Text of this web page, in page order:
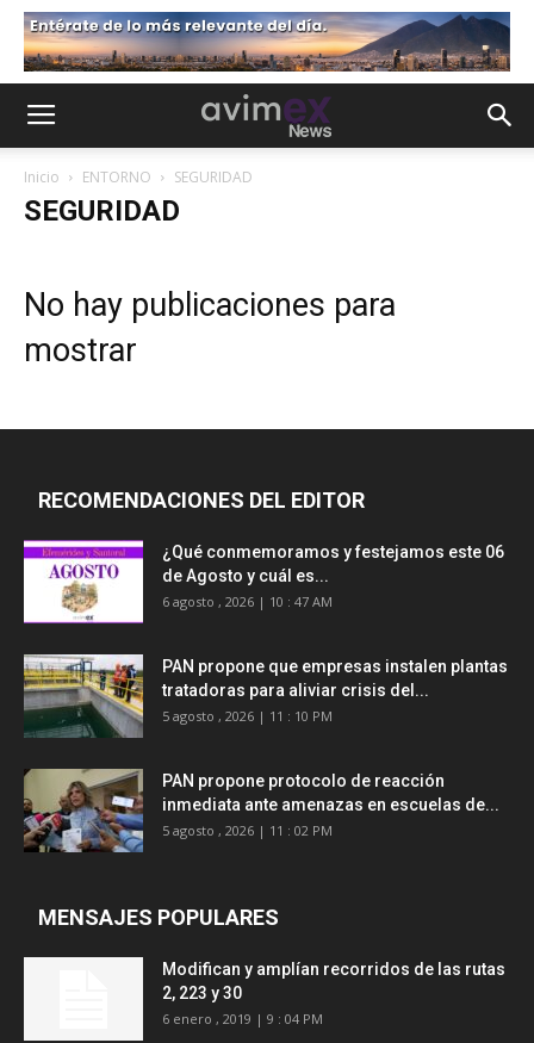
Inicio ENTORNO SEGURIDAD
SEGURIDAD
No hay publicaciones para
mostrar
RECOMENDACIONES DEL EDITOR
¿Qué conmemoramos y festejamos este 06
de Agosto y cuál es...
6 agosto , 2026 | 10 : 47 AM
PAN propone que empresas instalen plantas
tratadoras para aliviar crisis del...
5 agosto , 2026 | 11 : 10 PM
PAN propone protocolo de reacción
inmediata ante amenazas en escuelas de...
5 agosto , 2026 | 11 : 02 PM
MENSAJES POPULARES
Modifican y amplían recorridos de las rutas
2, 223 y 30
6 enero , 2019 | 9 : 04 PM